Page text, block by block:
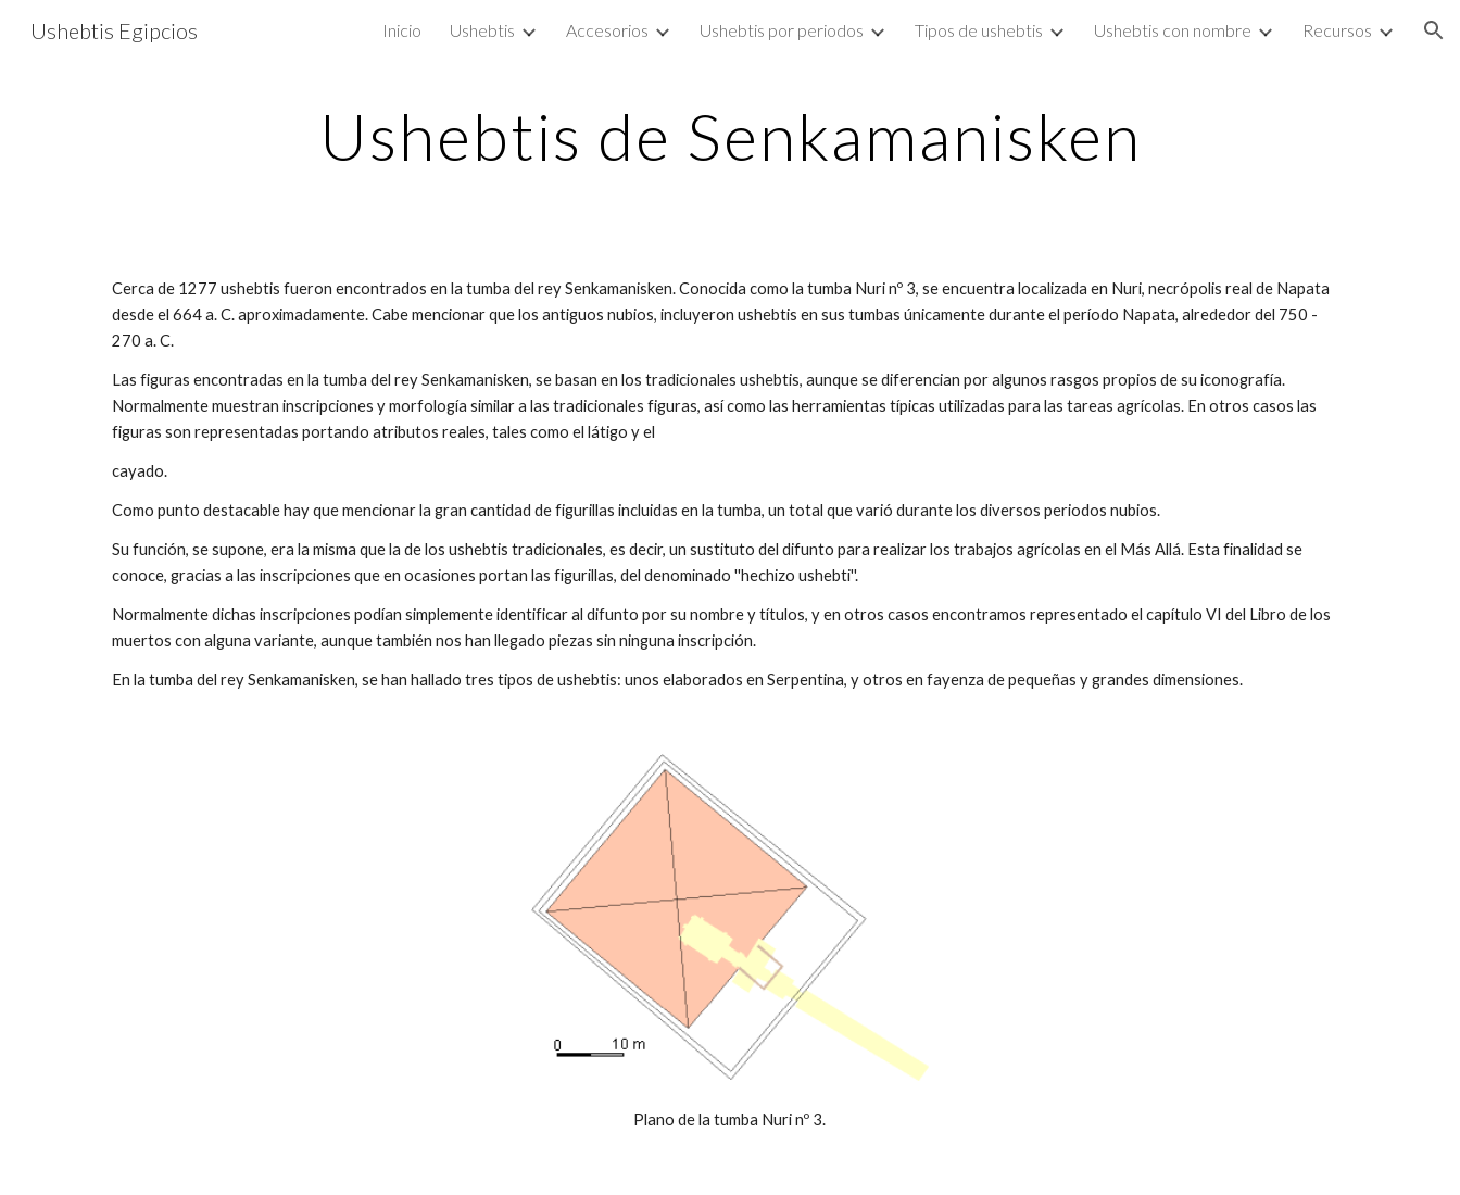
Skip to main content Skip to navigation
Ushebtis Egipcios Inicio Ushebtis Accesorios Ushebtis por periodos Tipos de ushebtis Ushebtis con nombre Recursos
Ushebtis de Senkamanisken
Cerca de 1277 ushebtis fueron encontrados en la tumba del rey Senkamanisken. Conocida como la tumba Nuri nº 3, se encuentra localizada en Nuri, necrópolis real de Napata
desde el 664 a. C. aproximadamente. Cabe mencionar que los antiguos nubios, incluyeron ushebtis en sus tumbas únicamente durante el período Napata, alrededor del 750 -
270 a. C.
Las figuras encontradas en la tumba del rey Senkamanisken, se basan en los tradicionales ushebtis, aunque se diferencian por algunos rasgos propios de su iconografía.
Normalmente muestran inscripciones y morfología similar a las tradicionales figuras, así como las herramientas típicas utilizadas para las tareas agrícolas. En otros casos las
figuras son representadas portando atributos reales, tales como el látigo y el
cayado.
Como punto destacable hay que mencionar la gran cantidad de figurillas incluidas en la tumba, un total que varió durante los diversos periodos nubios.
Su función, se supone, era la misma que la de los ushebtis tradicionales, es decir, un sustituto del difunto para realizar los trabajos agrícolas en el Más Allá. Esta finalidad se
conoce, gracias a las inscripciones que en ocasiones portan las figurillas, del denominado ''hechizo ushebti''.
Normalmente dichas inscripciones podían simplemente identificar al difunto por su nombre y títulos, y en otros casos encontramos representado el capítulo VI del Libro de los
muertos con alguna variante, aunque también nos han llegado piezas sin ninguna inscripción.
En la tumba del rey Senkamanisken, se han hallado tres tipos de ushebtis: unos elaborados en Serpentina, y otros en fayenza de pequeñas y grandes dimensiones.
Plano de la tumba Nuri nº 3.